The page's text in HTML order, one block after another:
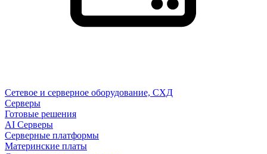
Сетевое и серверное оборудование, СХД
Cерверы
Готовые решения
AI Серверы
Серверные платформы
Материнские платы